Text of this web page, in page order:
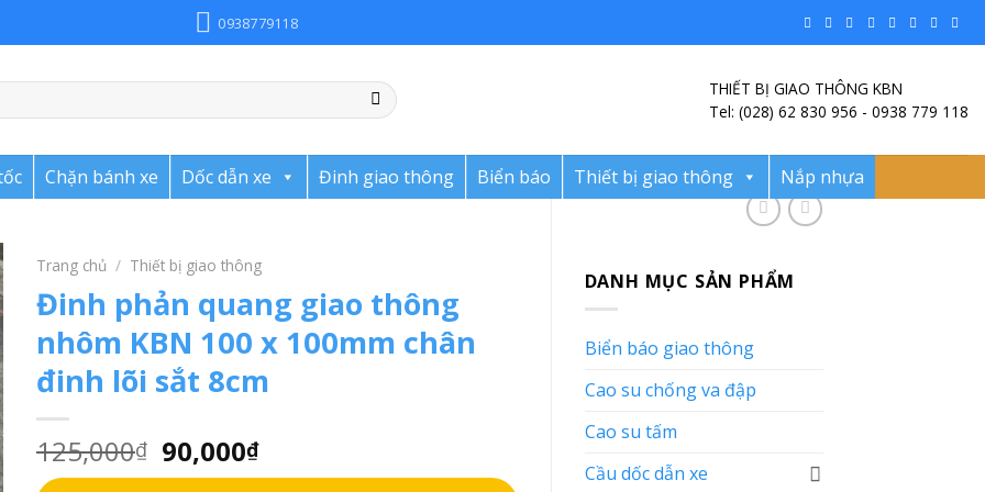
0938779118
THIẾT BỊ GIAO THÔNG KBN
Tel: (028) 62 830 956 - 0938 779 118
Chặn bánh xe Dốc dẫn xe Đinh giao thông Biển báo Thiết bị giao thông Nắp nhựa
DANH MỤC SẢN PHẨM
Biển báo giao thông
Cao su chống va đập
Cao su tấm
Cầu dốc dẫn xe
Trang chủ / Thiết bị giao thông
Đinh phản quang giao thông
nhôm KBN 100 x 100mm chân
đinh lõi sắt 8cm
125,000₫ 90,000₫